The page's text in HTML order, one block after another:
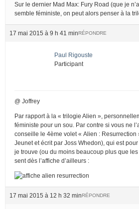
Sur le dernier Mad Max: Fury Road (que je
semble féministe, on peut alors penser à la
17 mai 2015 à 9 h 41 minRÉPONDRE
Paul Rigouste
Participant
@ Joffrey
Par rapport à la « trilogie Alien »,
féministe pour un sou. Par contre si vous ne
conseille le 4ème volet « Alien : Resurrection
Jeunet et écrit par Joss Whedon), qui est
je trouve (ou du moins beaucoup plus que
sent dès l’affiche d’ailleurs :
17 mai 2015 à 12 h 32 minRÉPONDRE